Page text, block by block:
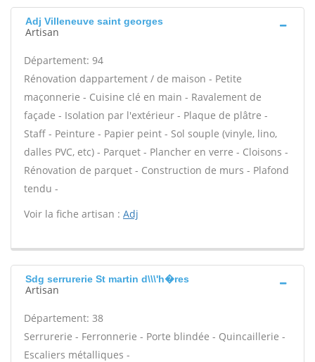
Adj Villeneuve saint georges
Artisan
Département: 94
Rénovation dappartement / de maison - Petite
maçonnerie - Cuisine clé en main - Ravalement de
façade - Isolation par l'extérieur - Plaque de plâtre -
Staff - Peinture - Papier peint - Sol souple (vinyle, lino,
dalles PVC, etc) - Parquet - Plancher en verre - Cloisons -
Rénovation de parquet - Construction de murs - Plafond
tendu -
Voir la fiche artisan : Adj
Sdg serrurerie St martin d\\\'h�res
Artisan
Département: 38
Serrurerie - Ferronnerie - Porte blindée - Quincaillerie -
Escaliers métalliques -